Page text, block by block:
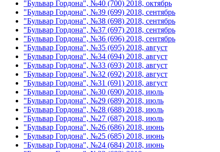
"Бульвар Гордона", №40 (700) 2018, октябрь
"Бульвар Гордона", №39 (699) 2018, сентябрь
"Бульвар Гордона", №38 (698) 2018, сентябрь
"Бульвар Гордона", №37 (697) 2018, сентябрь
"Бульвар Гордона", №36 (696) 2018, сентябрь
"Бульвар Гордона", №35 (695) 2018, август
"Бульвар Гордона", №34 (694) 2018, август
"Бульвар Гордона", №33 (693) 2018, август
"Бульвар Гордона", №32 (692) 2018, август
"Бульвар Гордона", №31 (691) 2018, август
"Бульвар Гордона", №30 (690) 2018, июль
"Бульвар Гордона", №29 (689) 2018, июль
"Бульвар Гордона", №28 (688) 2018, июль
"Бульвар Гордона", №27 (687) 2018, июль
"Бульвар Гордона", №26 (686) 2018, июнь
"Бульвар Гордона", №25 (685) 2018, июнь
"Бульвар Гордона", №24 (684) 2018, июнь